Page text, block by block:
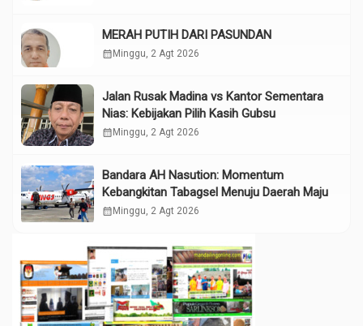
MERAH PUTIH DARI PASUNDAN
calendar_month Minggu, 2 Agt 2026
Jalan Rusak Madina vs Kantor Sementara
Nias: Kebijakan Pilih Kasih Gubsu
calendar_month Minggu, 2 Agt 2026
Bandara AH Nasution: Momentum
Kebangkitan Tabagsel Menuju Daerah Maju
calendar_month Minggu, 2 Agt 2026